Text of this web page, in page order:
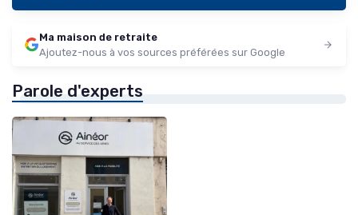
Ma maison de retraite
Ajoutez-nous à vos sources préférées sur Google
Parole d'experts